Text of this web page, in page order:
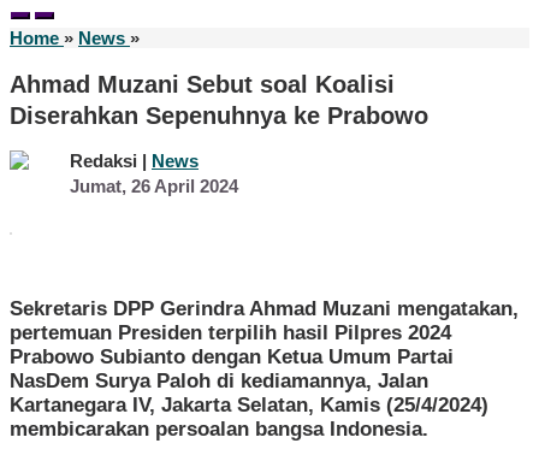
Home » News »Ahmad
Sebut
soal
Koalisi
Sepenuhnya
ke
Prabowo
Ahmad Muzani Sebut soal Koalisi
Diserahkan Sepenuhnya ke Prabowo
Redaksi | News
Jumat, 26 April 2024oleh
Redaksi
Sekretaris DPP Gerindra Ahmad Muzani mengatakan,
pertemuan Presiden terpilih hasil Pilpres 2024
Prabowo Subianto dengan Ketua Umum Partai
NasDem Surya Paloh di kediamannya, Jalan
Kartanegara IV, Jakarta Selatan, Kamis (25/4/2024)
membicarakan persoalan bangsa Indonesia.